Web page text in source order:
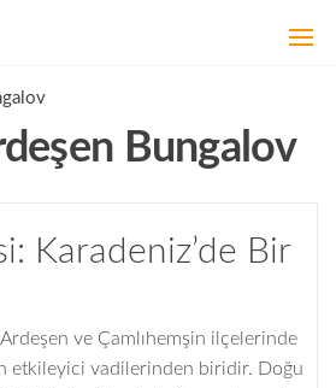
Bungalov
Karadeniz’de Bir
Ardeşen ve Çamlıhemşin ilçelerinde
etkileyici vadilerinden biridir. Doğu